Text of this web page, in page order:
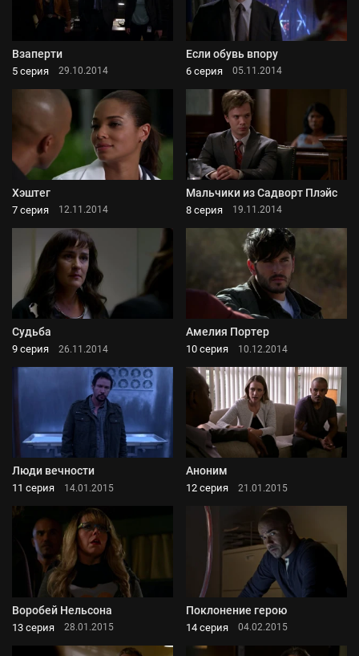
Взаперти
5 серия 29.10.2014
Если обувь впору
6 серия 05.11.2014
Хэштег
7 серия 12.11.2014
Мальчики из Садворт Плэйс
8 серия 19.11.2014
Судьба
9 серия 26.11.2014
Амелия Портер
10 серия 10.12.2014
Люди вечности
11 серия 14.01.2015
Аноним
12 серия 21.01.2015
Воробей Нельсона
13 серия 28.01.2015
Поклонение герою
14 серия 04.02.2015